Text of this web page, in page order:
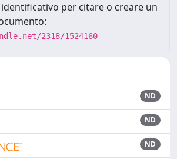
per citare o creare un
2318/1524160
ND
ND
ND